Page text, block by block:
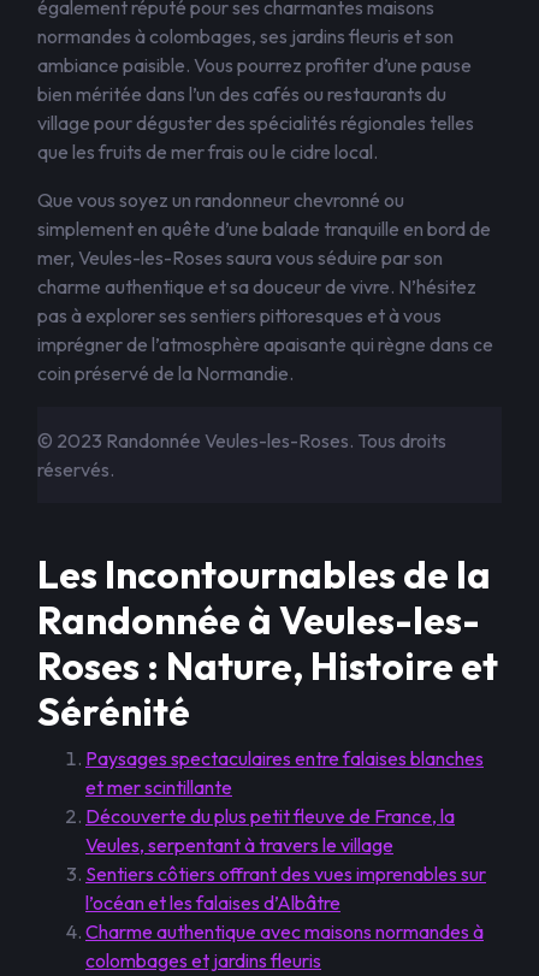
également réputé pour ses charmantes maisons
normandes à colombages, ses jardins fleuris et son
ambiance paisible. Vous pourrez profiter d’une pause
bien méritée dans l’un des cafés ou restaurants du
village pour déguster des spécialités régionales telles
que les fruits de mer frais ou le cidre local.
Que vous soyez un randonneur chevronné ou
simplement en quête d’une balade tranquille en bord de
mer, Veules-les-Roses saura vous séduire par son
charme authentique et sa douceur de vivre. N’hésitez
pas à explorer ses sentiers pittoresques et à vous
imprégner de l’atmosphère apaisante qui règne dans ce
coin préservé de la Normandie.
© 2023 Randonnée Veules-les-Roses. Tous droits
réservés.
Les Incontournables de la
Randonnée à Veules-les-
Roses : Nature, Histoire et
Sérénité
Paysages spectaculaires entre falaises blanches
et mer scintillante
Découverte du plus petit fleuve de France, la
Veules, serpentant à travers le village
Sentiers côtiers offrant des vues imprenables sur
l’océan et les falaises d’Albâtre
Charme authentique avec maisons normandes à
colombages et jardins fleuris